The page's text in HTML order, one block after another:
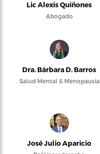
Lic Alexis Quiñones
Abogado
Dra. Bárbara D. Barros
Salud Mental & Menopausia
José Julio Aparicio